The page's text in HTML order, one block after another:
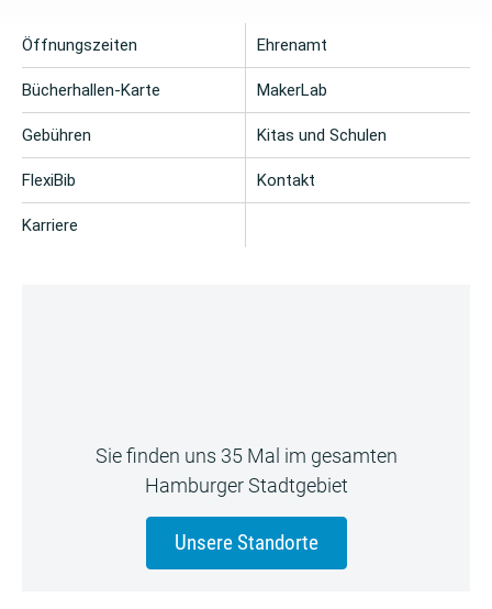
Öffnungszeiten
Bücherhallen-Karte
Gebühren
FlexiBib
Karriere
Ehrenamt
MakerLab
Kitas und Schulen
Kontakt
Sie finden uns 35 Mal im gesamten
Hamburger Stadtgebiet
Unsere Standorte